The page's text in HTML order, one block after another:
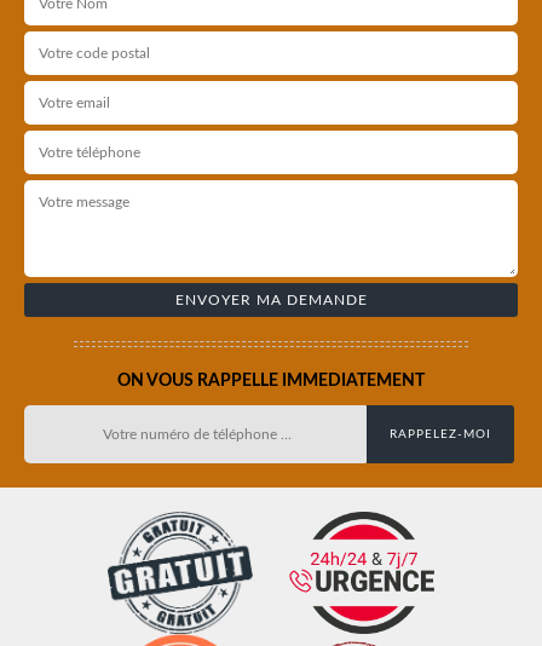
ON VOUS RAPPELLE IMMEDIATEMENT